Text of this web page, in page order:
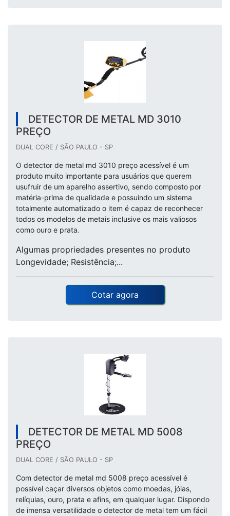
DETECTOR DE METAL MD 3010
PREÇO
DUAL CORE / SÃO PAULO - SP
O detector de metal md 3010 preço acessível é um
produto muito importante para usuários que querem
usufruir de um aparelho assertivo, sendo composto por
matéria-prima de qualidade e possuindo um sistema
totalmente automatizado o item é capaz de reconhecer
todos os modelos de metais inclusive os mais valiosos
como ouro e prata.
Algumas propriedades presentes no produto
Longevidade; Resistência;...
Cotar agora
DETECTOR DE METAL MD 5008
PREÇO
DUAL CORE / SÃO PAULO - SP
Com detector de metal md 5008 preço acessível é
possível caçar diversos objetos como moedas, jóias,
relíquias, ouro, prata e afins, em qualquer lugar. Dispondo
de imensa versatilidade o detector de metal tem um fácil